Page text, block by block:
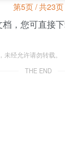
第5页 / 共23页
，您可直接
经允许请勿转载。
THE END